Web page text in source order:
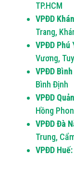
TP.HCM
VPĐD
Trang,
VPĐD Phú
Vương,
VPĐD
Bình Định
VPĐD
Hồng
VPĐD Đà
Trung,
VPĐD Huế: